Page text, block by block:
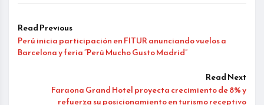
Read Previous
Perú inicia participación en FITUR anunciando vuelos a
Barcelona y feria “Perú Mucho Gusto Madrid”
Read Next
Faraona Grand Hotel proyecta crecimiento de 8% y
refuerza su posicionamiento en turismo receptivo